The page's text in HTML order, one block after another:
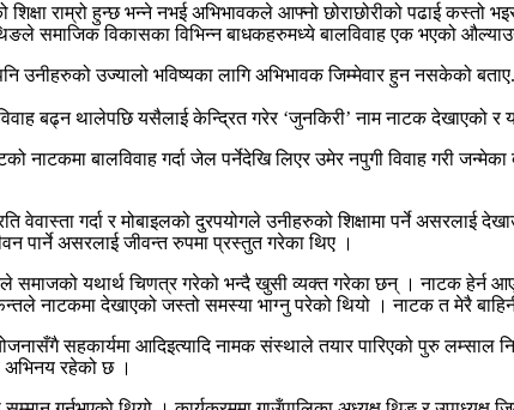
शिक्षा राम्रो हुन्छ भन्ने नभई अभिभावकले आफ्नो छोराछोरीको पढाई
समाजिक विकासका विभिन्न बाधकहरुमध्ये बालविवाह एक भएको
उनीहरुको उज्यालो भविष्यका लागि अभिभावक जिम्मेवार हुन नसकेको
बढ्न थालेपछि यसैलाई केन्द्रित गरेर ‘जुनकिरी’ नाम नाटक देखाएको
नाटकमा बालविवाह गर्दा जेल पर्नेदेखि लिएर उमेर नपुगी विवाह गरी
वेवास्ता गर्दा र मोबाइलको दुरपयोगले उनीहरुको शिक्षामा पर्ने
पार्ने असरलाई जीवन्त रुपमा प्रस्तुत गरेका थिए ।
समाजको यथार्थ चिणत्र गरेको भन्दै खुसी व्यक्त गरेका छन् । नाटक हेर्न
नाटकमा देखाएको जस्तो समस्या भाग्नु परेको थियो । नाटक त मेरै
सहकार्यमा आदिइत्यादि नामक संस्थाले तयार पारिएको पुरु लम्साल
अभिनय रहेको छ ।